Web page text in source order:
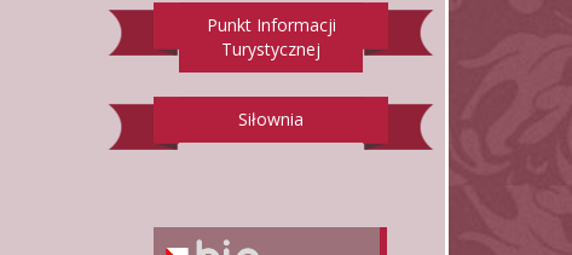
Punkt Informacji
Turystycznej
Siłownia